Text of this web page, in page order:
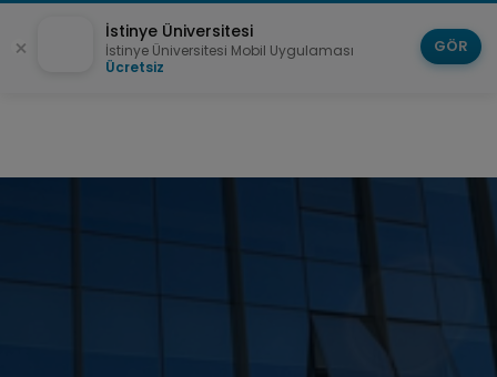
İstinye Üniversitesi
İstinye Üniversitesi Mobil Uygulaması
Ücretsiz
GÖR